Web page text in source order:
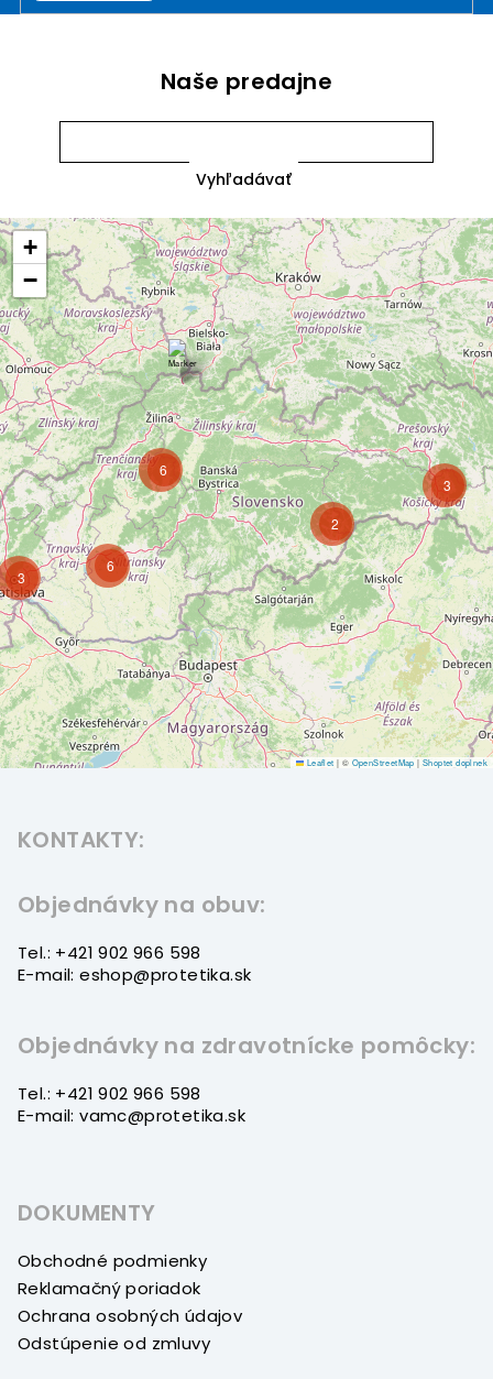
Naše predajne
2
3
3
6
6
+
−
Leaflet | © OpenStreetMap | Shoptet doplnek
KONTAKTY:
Objednávky na obuv:
Tel.: +421 902 966 598
E-mail: eshop@protetika.sk
Objednávky na zdravotnícke pomôcky:
Tel.: +421 902 966 598
E-mail: vamc@protetika.sk
DOKUMENTY
Obchodné podmienky
Reklamačný poriadok
Ochrana osobných údajov
Odstúpenie od zmluvy